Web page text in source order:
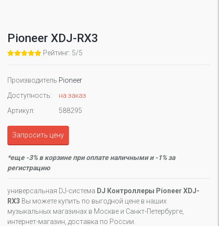
Pioneer XDJ-RX3
Рейтинг: 5/5
Производитель Pioneer
Доступность:
на заказ
Артикул:
588295
Запросить цену
*еще -3% в корзине при оплате наличными и -1% за
регистрацию
универсальная DJ-система DJ Контроллеры Pioneer XDJ-
RX3 Вы можете купить по выгодной цене в наших
музыкальных магазинах в Москве и Санкт-Петербурге,
интернет-магазин, доставка по России.